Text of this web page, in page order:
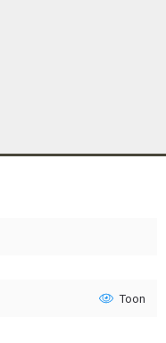
Toon